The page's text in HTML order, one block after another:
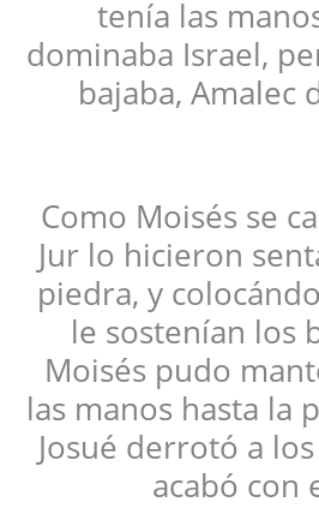
tenía las
dominaba Israel,
bajaba, Amalec
Como Moisés se
Jur lo hicieron
piedra, y
le sostenían los
Moisés pudo
las manos hasta la
Josué derrotó a
acabó con